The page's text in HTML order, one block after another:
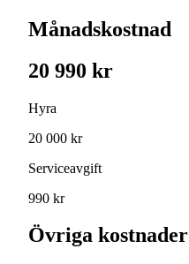
Månadskostnad
20 990 kr
Hyra
20 000 kr
Serviceavgift
990 kr
Övriga kostnader